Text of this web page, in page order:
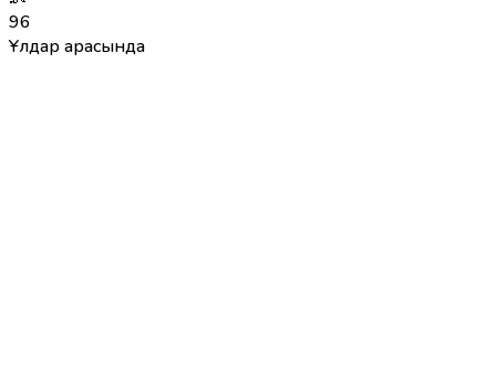
96
Ұлдар арасында